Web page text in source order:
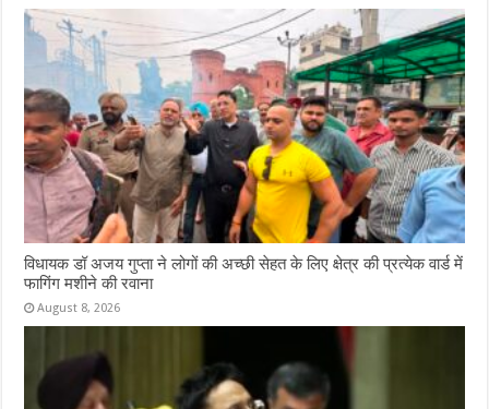
विधायक डॉ अजय गुप्ता ने लोगों की अच्छी सेहत के लिए क्षेत्र की प्रत्येक वार्ड में
फागिंग मशीने की रवाना
August 8, 2026